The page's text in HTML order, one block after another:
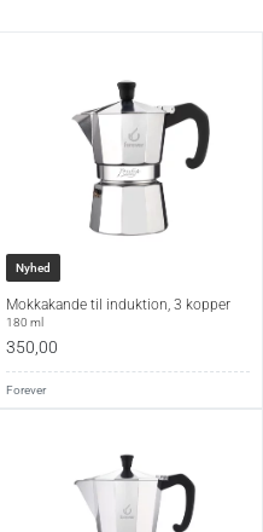
Nyhed
Mokkakande til induktion, 3 kopper
180 ml
350,00
Forever